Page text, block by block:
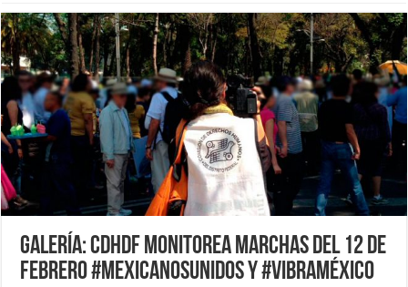
Galería: CDHDF monitorea marchas del 12 de
febrero #MexicanosUnidos y #VibraMéxico